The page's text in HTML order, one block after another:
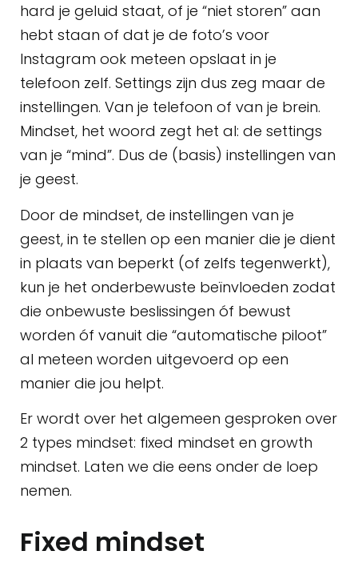
hard je geluid staat, of je “niet storen” aan
hebt staan of dat je de foto’s voor
Instagram ook meteen opslaat in je
telefoon zelf. Settings zijn dus zeg maar de
instellingen. Van je telefoon of van je brein.
Mindset, het woord zegt het al: de settings
van je “mind”. Dus de (basis) instellingen van
je geest.
Door de mindset, de instellingen van je
geest, in te stellen op een manier die je dient
in plaats van beperkt (of zelfs tegenwerkt),
kun je het onderbewuste beïnvloeden zodat
die onbewuste beslissingen óf bewust
worden óf vanuit die “automatische piloot”
al meteen worden uitgevoerd op een
manier die jou helpt.
Er wordt over het algemeen gesproken over
2 types mindset: fixed mindset en growth
mindset. Laten we die eens onder de loep
nemen.
Fixed mindset